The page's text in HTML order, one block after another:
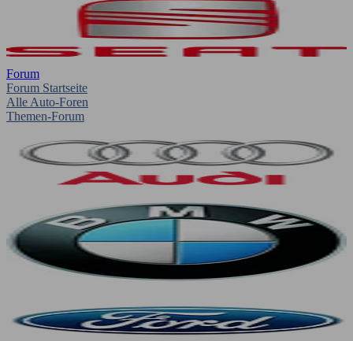
Forum
Forum Startseite
Alle Auto-Foren
Themen-Forum